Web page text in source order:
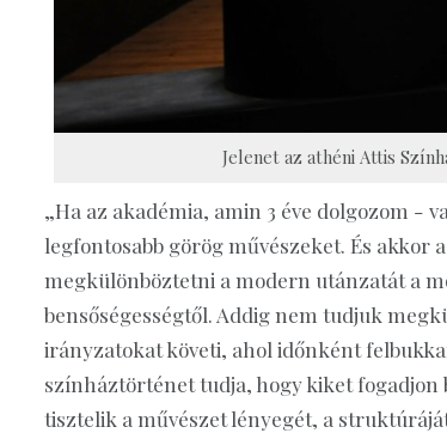
Jelenet az athéni Attis
„Ha az akadémia, amin 3 éve dolgozom -
legfontosabb görög művészeket. És
megkülönböztetni a modern utánzatát a
bensőségességtől. Addig nem tudjuk
irányzatokat követi, ahol időnként
színháztörténet tudja, hogy kiket fogadjon
tisztelik a művészet lényegét, a